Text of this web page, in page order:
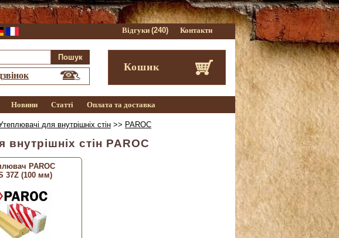
Відгуки (240) Контакти
Кошик
Новини Статті Оплата та доставка
для внутрішніх стін >> PAROC
стін PAROC
PAROC
37Z (100 мм)